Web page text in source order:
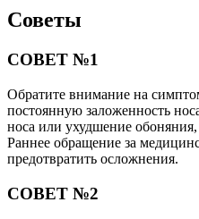
Советы
СОВЕТ №1
Обратите внимание на
постоянную заложенность
носа или ухудшение
Раннее обращение за
предотвратить осложнения.
СОВЕТ №2